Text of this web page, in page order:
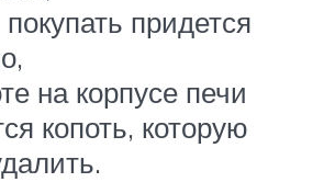
придется
на корпусе печи
копоть, которую